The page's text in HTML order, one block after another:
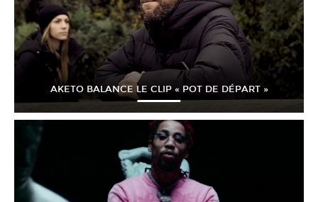
AKETO BALANCE LE CLIP « POT DE DÉPART »